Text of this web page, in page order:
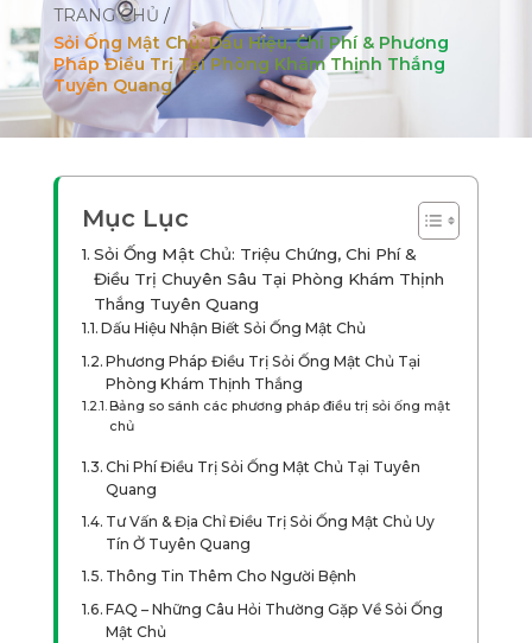
TRANG CHỦ /
Sỏi Ống Mật Chủ: Dấu Hiệu, Chi Phí & Phương
Pháp Điều Trị Tại Phòng Khám Thịnh Thắng
Tuyên Quang
Mục Lục
Sỏi Ống Mật Chủ: Triệu Chứng, Chi Phí &
Điều Trị Chuyên Sâu Tại Phòng Khám Thịnh
Thắng Tuyên Quang
Dấu Hiệu Nhận Biết Sỏi Ống Mật Chủ
Phương Pháp Điều Trị Sỏi Ống Mật Chủ Tại
Phòng Khám Thịnh Thắng
Bảng so sánh các phương pháp điều trị sỏi ống mật
chủ
Chi Phí Điều Trị Sỏi Ống Mật Chủ Tại Tuyên
Quang
Tư Vấn & Địa Chỉ Điều Trị Sỏi Ống Mật Chủ Uy
Tín Ở Tuyên Quang
Thông Tin Thêm Cho Người Bệnh
FAQ – Những Câu Hỏi Thường Gặp Về Sỏi Ống
Mật Chủ